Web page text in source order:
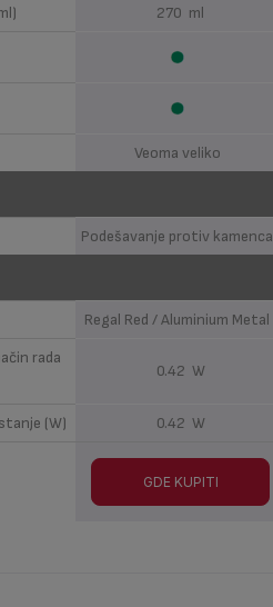
270 ml
Veoma veliko
Podešavanje protiv kamenca
Regal Red / Aluminium Metal
rada
0.42 W
(W) 0.42 W
GDE KUPITI